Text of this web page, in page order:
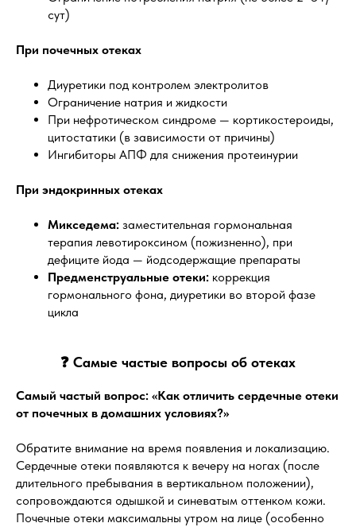
сут)
При почечных отеках
Диуретики под контролем электролитов
Ограничение натрия и жидкости
При нефротическом синдроме — кортикостероиды,
цитостатики (в зависимости от причины)
Ингибиторы АПФ для снижения протеинурии
При эндокринных отеках
Микседема: заместительная гормональная
терапия левотироксином (пожизненно), при
дефиците йода — йодсодержащие препараты
Предменструальные отеки: коррекция
гормонального фона, диуретики во второй фазе
цикла
❓ Самые частые вопросы об отеках
Самый частый вопрос: «Как отличить сердечные отеки
от почечных в домашних условиях?»
Обратите внимание на время появления и локализацию.
Сердечные отеки появляются к вечеру на ногах (после
длительного пребывания в вертикальном положении),
сопровождаются одышкой и синеватым оттенком кожи.
Почечные отеки максимальны утром на лице (особенно